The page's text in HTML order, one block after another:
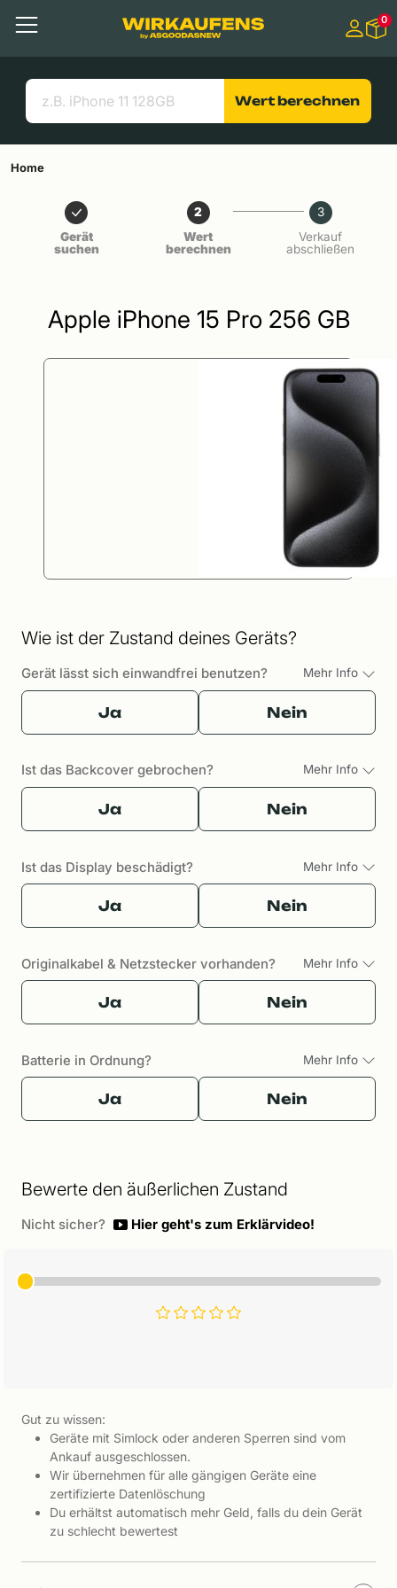
Menü
Suchen
Nützliche Links
0
Wert berechnen
Home
Gerät
suchen
2
Wert
berechnen
3
Verkauf
abschließen
Apple iPhone 15 Pro 256 GB
Wie ist der Zustand deines Geräts?
Gerät lässt sich einwandfrei benutzen? Mehr Info
Ja Nein
Ist das Backcover gebrochen? Mehr Info
Ja Nein
Ist das Display beschädigt? Mehr Info
Ja Nein
Originalkabel & Netzstecker vorhanden? Mehr Info
Ja Nein
Batterie in Ordnung? Mehr Info
Ja Nein
Bewerte den äußerlichen Zustand
Nicht sicher? Hier geht's zum Erklärvideo!
Gut zu wissen:
Geräte mit Simlock oder anderen Sperren sind vom
Ankauf ausgeschlossen.
Wir übernehmen für alle gängigen Geräte eine
zertifizierte Datenlöschung
Du erhältst automatisch mehr Geld, falls du dein Gerät
zu schlecht bewertest